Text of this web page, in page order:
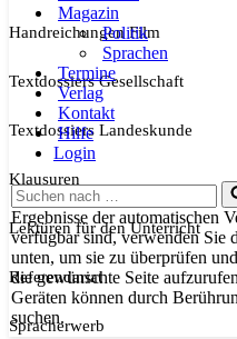
Magazin
Politik
Sprachen
Termine
Verlag
Kontakt
Hilfe
Login
Suchen
nach …
Ergebnisse der automatischen
verfügbar sind, verwenden Sie
unten, um sie zu überprüfen
die gewünschte Seite
Geräten können durch
suchen.
Handreichungen Film
Textdossiers Gesellschaft
Textdossiers Landeskunde
Klausuren
Lektüren für den Unterricht
Referendariat
Spracherwerb